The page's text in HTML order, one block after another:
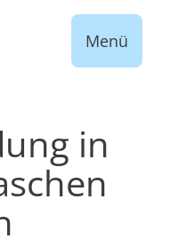
Menü
in